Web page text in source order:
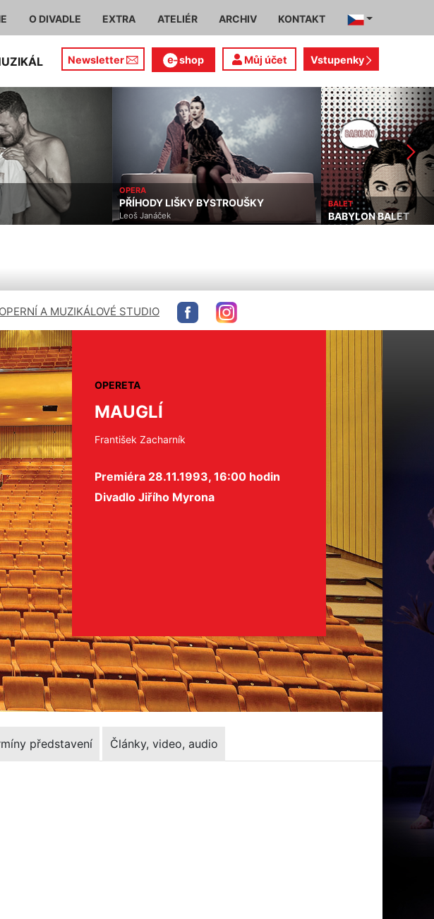
O DIVADLE EXTRA ATELIÉR ARCHIV KONTAKT
Newsletter shop Můj účet Vstupenky
OPERA
PŘÍHODY LIŠKY BYSTROUŠKY
Leoš Janáček
BALET
BABYLON BALET
OPERNÍ A MUZIKÁLOVÉ STUDIO
OPERETA
MAUGLÍ
František Zacharník
Premiéra 28.11.1993, 16:00 hodin
Divadlo Jiřího Myrona
představení Články, video, audio